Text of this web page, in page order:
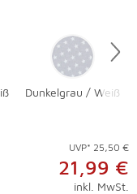
Dunkelgrau / Weiß
UVP* 25,50 €
21,99 €
inkl. MwSt.